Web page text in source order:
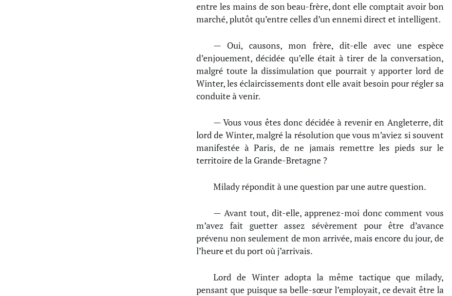
entre les mains de son beau-frère, dont elle comptait avoir bon
marché, plutôt qu’entre celles d’un ennemi direct et intelligent.
— Oui, causons, mon frère, dit-elle avec une espèce
d’enjouement, décidée qu’elle était à tirer de la conversation,
malgré toute la dissimulation que pourrait y apporter lord de
Winter, les éclaircissements dont elle avait besoin pour régler sa
conduite à venir.
— Vous vous êtes donc décidée à revenir en Angleterre, dit
lord de Winter, malgré la résolution que vous m’aviez si souvent
manifestée à Paris, de ne jamais remettre les pieds sur le
territoire de la Grande-Bretagne ?
Milady répondit à une question par une autre question.
— Avant tout, dit-elle, apprenez-moi donc comment vous
m’avez fait guetter assez sévèrement pour être d’avance
prévenu non seulement de mon arrivée, mais encore du jour, de
l’heure et du port où j’arrivais.
Lord de Winter adopta la même tactique que milady,
pensant que puisque sa belle-sœur l’employait, ce devait être la